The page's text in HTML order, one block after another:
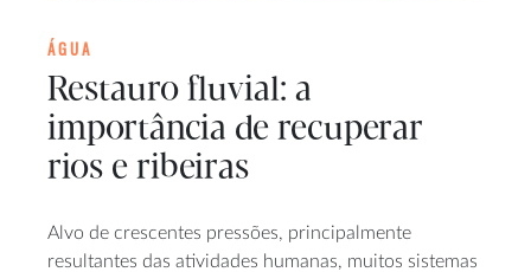
ÁGUA
Restauro fluvial: a
importância de recuperar
rios e ribeiras
Alvo de crescentes pressões, principalmente
resultantes das atividades humanas, muitos sistemas